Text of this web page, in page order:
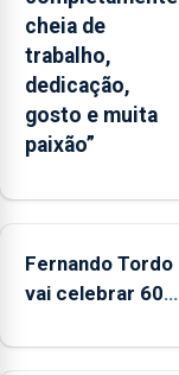
apresenta
um
“decréscimo
significativo”
da
entre
e
2025
cheia de
trabalho,
dedicação,
gosto e muita
paixão”
Fernando Tordo
vai celebrar 60
no Coliseu